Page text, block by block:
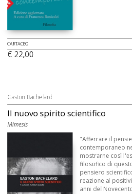
CARTACEO
€ 22,00
Gaston Bachelard
Il nuovo spirito scientifico
Mimesis
"Afferrare il
contemporaneo
mostrarne così
filosofico di
pensiero
reazione al
anni del